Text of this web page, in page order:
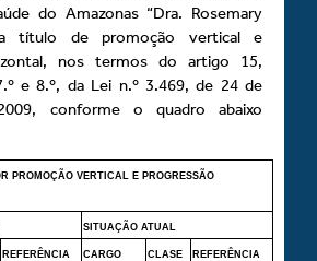
do Amazonas “Dra. Rosemary
título de promoção vertical e
nos termos do artigo 15,
e 8.º, da Lei n.º 3.469, de 24 de
conforme o quadro abaixo
PROMOÇÃO VERTICAL E PROGRESSÃO
SITUAÇÃO ATUAL
REFERÊNCIA CARGO CLASE REFERÊNCIA